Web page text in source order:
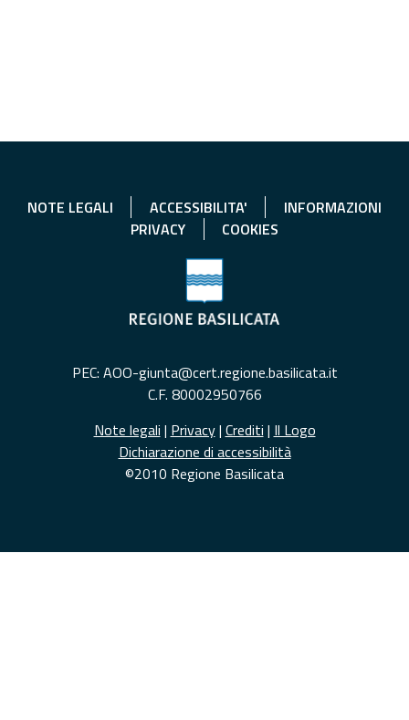
NOTE LEGALI ACCESSIBILITA'
INFORMAZIONI
PRIVACY
COOKIES
PEC: AOO-giunta@cert.regione.basilicata.it
C.F. 80002950766
Note legali | Privacy| Crediti | Il Logo
Dichiarazione di accessibilità
©2010 Regione Basilicata